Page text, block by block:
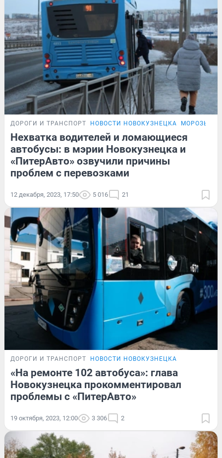
ДОРОГИ И ТРАНСПОРТ НОВОСТИ НОВОКУЗНЕЦКА МОРОЗЫ В
Нехватка водителей и ломающиеся
автобусы: в мэрии Новокузнецка и
«ПитерАвто» озвучили причины
проблем с перевозками
12 декабря, 2023, 17:50 5 016 21
ДОРОГИ И ТРАНСПОРТ НОВОСТИ НОВОКУЗНЕЦКА
«На ремонте 102 автобуса»: глава
Новокузнецка прокомментировал
проблемы с «ПитерАвто»
19 октября, 2023, 12:00 3 306 2